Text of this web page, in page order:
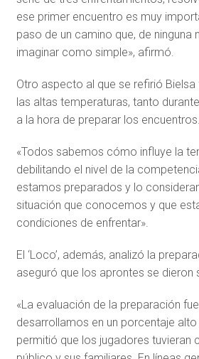
ese primer encuentro es muy
paso de un camino que, de ninguna
imaginar como simple», afirmó.
Otro aspecto al que se refirió Bielsa
las altas temperaturas, tanto
a la hora de preparar los encuentros.
«Todos sabemos cómo influye la
debilitando el nivel de la
estamos preparados y lo
situación que conocemos y que
condiciones de enfrentar».
El ‘Loco’, además, analizó la
aseguró que los aprontes se dieron
«La evaluación de la preparación
desarrollamos en un porcentaje alto
permitió que los jugadores tuvieran